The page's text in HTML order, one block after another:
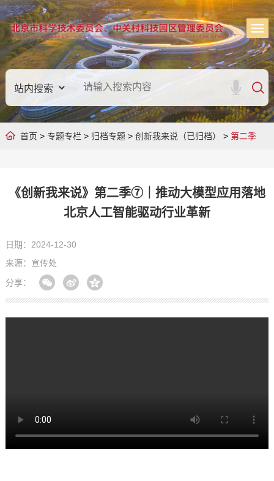
首页 > 专题专栏 > 归档专题> 创新我来说（已归档） > 第二季
《创新我来说》第二季⑦｜推动大模型应用落地
北京人工智能驱动行业革新
日期：2024-12-30
来源：宣传处
分享：